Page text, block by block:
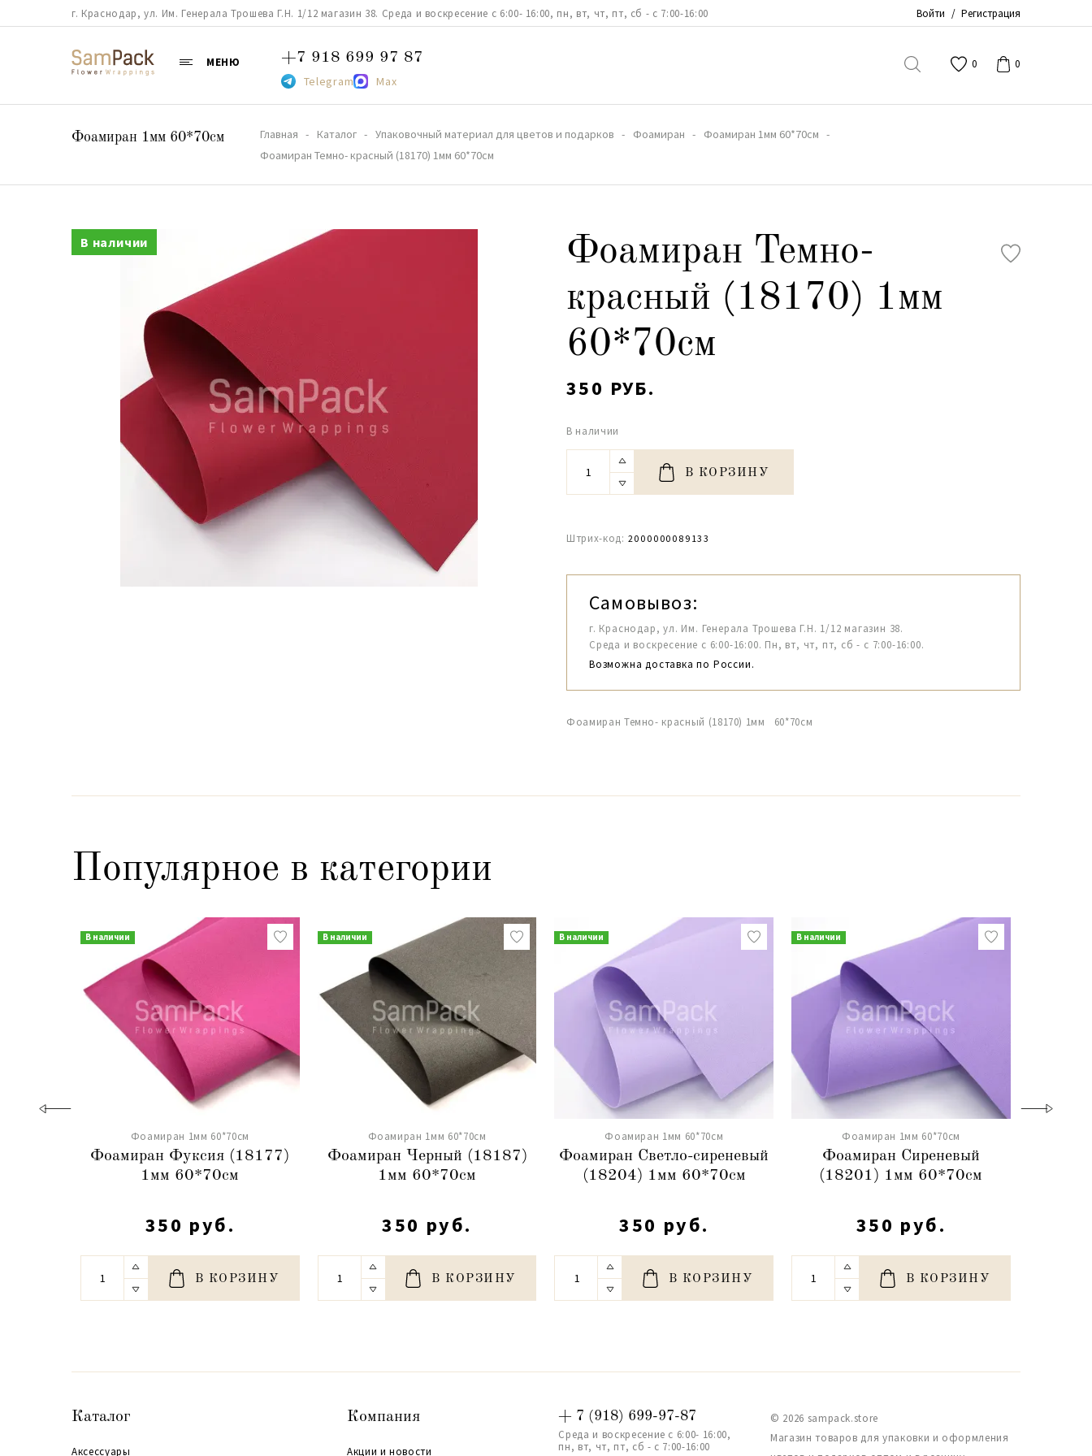
г. Краснодар, ул. Им. Генерала Трошева Г.Н. 1/12 магазин 38. Среда и воскресение с 6:00- 16:00, пн, вт, чт, пт, сб - с 7:00-16:00 Войти / Регистрация
МЕНЮ +7 918 699 97 87
Telegram Max
0 0
Фоамиран 1мм 60*70см Главная Каталог Упаковочный материал для цветов и подарков Фоамиран
Фоамиран 1мм 60*70см
Фоамиран Темно- красный (18170) 1мм 60*70см
В наличии
Фоамиран Темно-
красный (18170) 1мм
60*70см
350 РУБ.
В наличии
В КОРЗИНУ
Штрих-код: 2000000089133
Самовывоз:
г. Краснодар, ул. Им. Генерала Трошева Г.Н. 1/12 магазин 38.
Среда и воскресение с 6:00-16:00. Пн, вт, чт, пт, сб - с 7:00-16:00.
Возможна доставка по России.
Фоамиран Темно- красный (18170) 1мм 60*70см
Популярное в категории
В наличии
Фоамиран 1мм 60*70см
Фоамиран Фуксия (18177)
1мм 60*70см
350 руб.
В КОРЗИНУ
В наличии
Фоамиран 1мм 60*70см
Фоамиран Черный (18187)
1мм 60*70см
350 руб.
В КОРЗИНУ
В наличии
Фоамиран 1мм 60*70см
Фоамиран Светло-сиреневый
(18204) 1мм 60*70см
350 руб.
В КОРЗИНУ
В наличии
Фоамиран 1мм 60*70см
Фоамиран Сиреневый
(18201) 1мм 60*70см
350 руб.
В КОРЗИНУ
Каталог
Аксессуары
Компания
Акции и новости
+ 7 (918) 699-97-87
Среда и воскресение с 6:00- 16:00,
пн, вт, чт, пт, сб - с 7:00-16:00
© 2026 sampack.store
Магазин товаров для упаковки и оформления